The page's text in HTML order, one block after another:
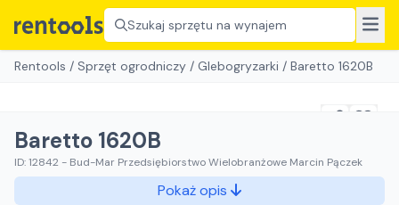
Szukaj sprzętu na wynajem
Rentools / Sprzęt ogrodniczy / Glebogryzarki / Baretto 1620B
Baretto 1620B
ID:12842 - Bud-Mar Przedsiębiorstwo Wielobranżowe Marcin Pączek
Pokaż opis